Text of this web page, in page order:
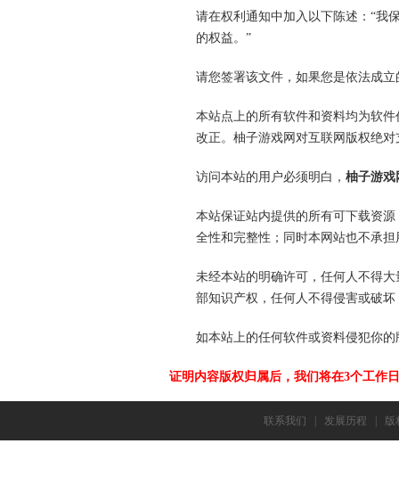
请在权利通知中加入以下陈述：“我
的权益。”
请您签署该文件，如果您是依法成
本站点上的所有软件和资料均为软
改正。柚子游戏网对互联网版权绝
访问本站的用户必须明白， 柚子游戏
本站保证站内提供的所有可下载资
全性和完整性；同时本网站也不承
未经本站的明确许可，任何人不得
部知识产权，任何人不得侵害或破
如本站上的任何软件或资料侵犯你
证明内容版权归属后，我们将在3个工作
联系我们 发展历程 版